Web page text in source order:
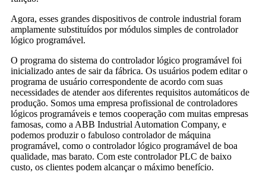
Agora, esses grandes dispositivos de controle industrial foram
amplamente substituídos por módulos simples de controlador
lógico programável.
O programa do sistema do controlador lógico programável foi
inicializado antes de sair da fábrica. Os usuários podem editar o
programa de usuário correspondente de acordo com suas
necessidades de atender aos diferentes requisitos automáticos de
produção. Somos uma empresa profissional de controladores
lógicos programáveis ​​e temos cooperação com muitas empresas
famosas, como a ABB Industrial Automation Company, e
podemos produzir o fabuloso controlador de máquina
programável, como o controlador lógico programável de boa
qualidade, mas barato. Com este controlador PLC de baixo
custo, os clientes podem alcançar o máximo benefício.